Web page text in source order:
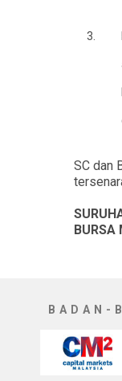
3.
SC dan
BURSA
BADAN-